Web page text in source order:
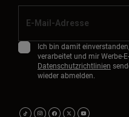
Ich bin damit
verarbeitet und mir Werbe-
Datenschutzrichtlinien
wieder abmelden.